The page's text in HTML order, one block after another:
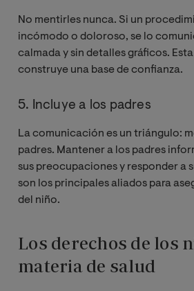
No mentirles nunca. Si un
incómodo o doloroso, se lo
calmada y sin detalles gráficos.
construye una base de confianza.
5. Incluye a los padres
La comunicación es un triángulo:
padres. Mantener a los padres
sus preocupaciones y responder a
son los principales aliados para
del niño.
Los derechos de los
materia de salud